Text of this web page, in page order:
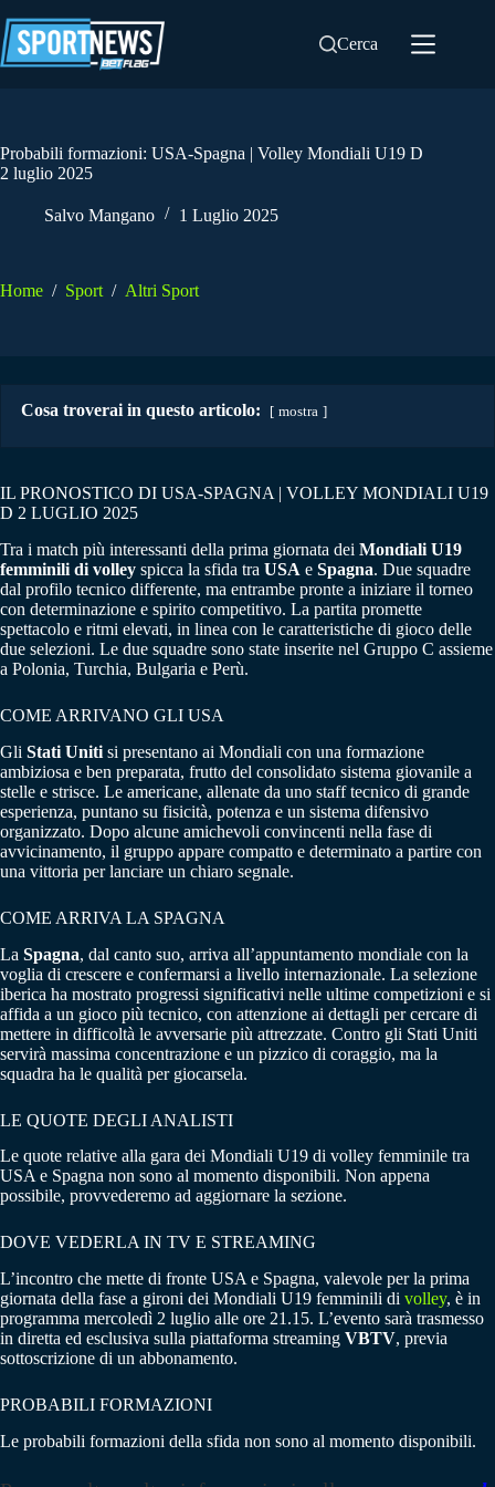
al
contenuto
Cerca
Probabili formazioni: USA-Spagna | Volley Mondiali U19 D
2 luglio 2025
Salvo Mangano 1 Luglio 2025
Home / Sport / Altri Sport
Cosa troverai in questo articolo: mostra
IL PRONOSTICO DI USA-SPAGNA | VOLLEY MONDIALI U19
D 2 LUGLIO 2025
Tra i match più interessanti della prima giornata dei Mondiali U19
femminili di volley spicca la sfida tra USA e Spagna. Due squadre
dal profilo tecnico differente, ma entrambe pronte a iniziare il torneo
con determinazione e spirito competitivo. La partita promette
spettacolo e ritmi elevati, in linea con le caratteristiche di gioco delle
due selezioni. Le due squadre sono state inserite nel Gruppo C assieme
a Polonia, Turchia, Bulgaria e Perù.
COME ARRIVANO GLI USA
Gli Stati Uniti si presentano ai Mondiali con una formazione
ambiziosa e ben preparata, frutto del consolidato sistema giovanile a
stelle e strisce. Le americane, allenate da uno staff tecnico di grande
esperienza, puntano su fisicità, potenza e un sistema difensivo
organizzato. Dopo alcune amichevoli convincenti nella fase di
avvicinamento, il gruppo appare compatto e determinato a partire con
una vittoria per lanciare un chiaro segnale.
COME ARRIVA LA SPAGNA
La Spagna, dal canto suo, arriva all’appuntamento mondiale con la
voglia di crescere e confermarsi a livello internazionale. La selezione
iberica ha mostrato progressi significativi nelle ultime competizioni e si
affida a un gioco più tecnico, con attenzione ai dettagli per cercare di
mettere in difficoltà le avversarie più attrezzate. Contro gli Stati Uniti
servirà massima concentrazione e un pizzico di coraggio, ma la
squadra ha le qualità per giocarsela.
LE QUOTE DEGLI ANALISTI
Le quote relative alla gara dei Mondiali U19 di volley femminile tra
USA e Spagna non sono al momento disponibili. Non appena
possibile, provvederemo ad aggiornare la sezione.
DOVE VEDERLA IN TV E STREAMING
L’incontro che mette di fronte USA e Spagna, valevole per la prima
giornata della fase a gironi dei Mondiali U19 femminili di volley, è in
programma mercoledì 2 luglio alle ore 21.15. L’evento sarà trasmesso
in diretta ed esclusiva sulla piattaforma streaming VBTV, previa
sottoscrizione di un abbonamento.
PROBABILI FORMAZIONI
Le probabili formazioni della sfida non sono al momento disponibili.